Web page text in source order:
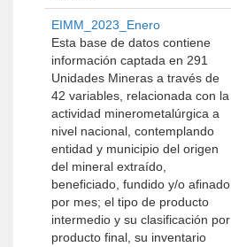
EIMM_2023_Enero
Esta base de datos contiene
información captada en 291
Unidades Mineras a través de
42 variables, relacionada con la
actividad minerometalúrgica a
nivel nacional, contemplando
entidad y municipio del origen
del mineral extraído,
beneficiado, fundido y/o afinado
por mes; el tipo de producto
intermedio y su clasificación por
producto final, su inventario